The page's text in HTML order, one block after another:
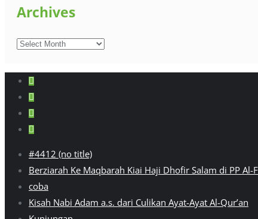
Archives
Archives
#4412 (no title)
Berziarah Ke Maqbarah Kiai Haji Dhofir Salam di PP Al-
coba
Kisah Nabi Adam a.s. dari Culikan Ayat-Ayat Al-Qur’an